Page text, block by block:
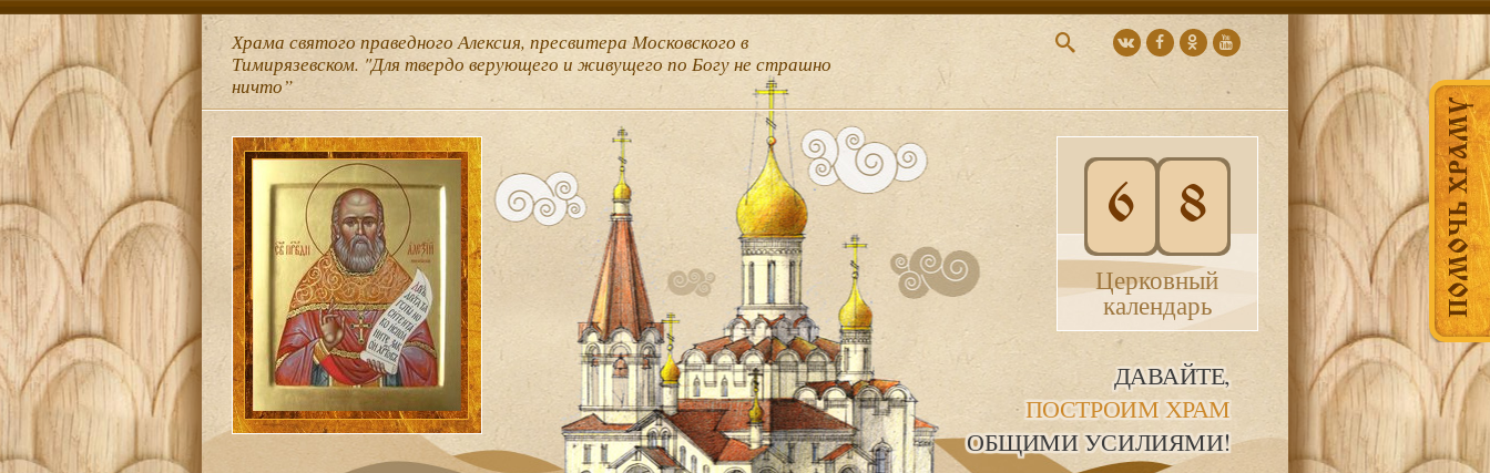
ПОМОЧЬ ХРАМУ
Храма святого праведного Алексия, пресвитера Московского в
Тимирязевском. "Для твердо верующего и живущего по Богу не страшно
ничто”
6 8
Церковный
календарь
ДАВАЙТЕ,
ПОСТРОИМ ХРАМ
ОБЩИМИ УСИЛИЯМИ!